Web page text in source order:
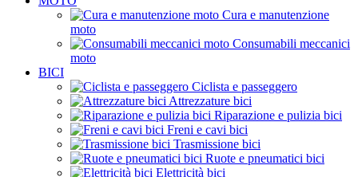
Cura e manutenzione
moto
Consumabili meccanici
moto
BICI
Ciclista e passeggero
Attrezzature bici
Riparazione e pulizia bici
Freni e cavi bici
Trasmissione bici
Ruote e pneumatici bici
Elettricità bici